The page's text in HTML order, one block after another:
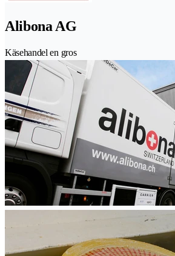
Alibona AG
Käsehandel en gros